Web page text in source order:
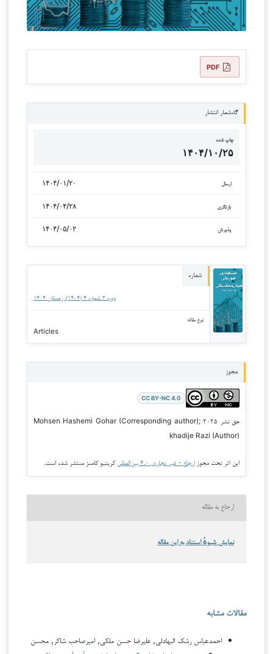
PDF
گاه‌شمار انتشار
چاپ شده
۱۴۰۴/۱۰/۲۵
ارسال ۱۴۰۴/۰۱/۲۰
بازنگری ۱۴۰۴/۰۴/۲۸
پذیرش ۱۴۰۴/۰۵/۰۲
شماره
دوره ۳ شماره ۴ (۱۴۰۴): زمستان ۱۴۰۴
نوع مقاله
Articles
مجوز
CC BY-NC 4.0
حق نشر ۲۰۲۵ Mohsen Hashemi Gohar (Corresponding author);
khadije Razi (Author)
این اثر تحت مجوز ارجاع - غیر تجاری ۴.۰ بین‌المللی کریتیو کامنز منتشر شده است.
ارجاع به مقاله
نمایش شیوهٔ استناد به این مقاله
مقالات مشابه
احمدعباس رشک البهادلی, علیرضا حسن ملکی, امیرصاحب شاکر, محسن